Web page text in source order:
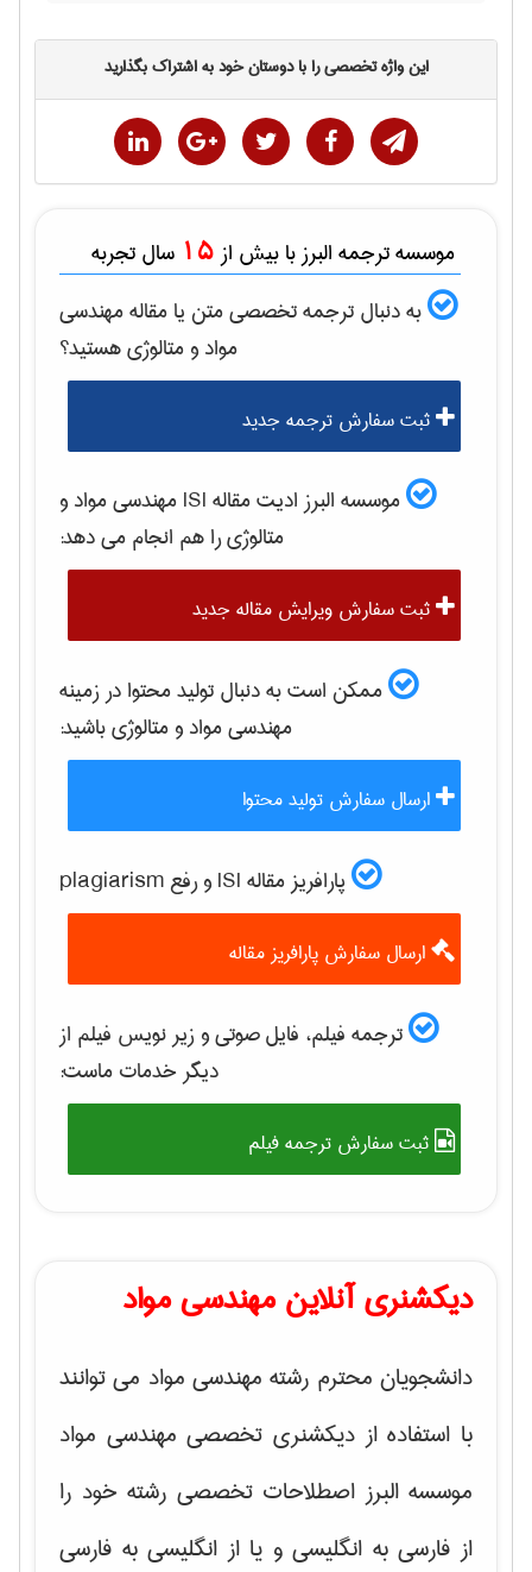
این واژه تخصصی را با دوستان خود به اشتراک بگذارید
موسسه ترجمه البرز با بیش از 15 سال تجربه
به دنبال ترجمه تخصصی متن یا مقالهمهندسی
مواد و متالوژیهستید؟
ثبت سفارش ترجمه جدید
موسسه البرز ادیت مقاله ISI
مهندسی مواد و
متالوژیرا هم انجام می دهد:
ثبت سفارش ویرایش مقاله جدید
ممکن است به دنبال تولید محتوا در زمینه
مهندسی مواد و متالوژیباشید:
ارسال سفارش تولید محتوا
پارافریز مقاله ISI و رفع plagiarism
ارسال سفارش پارافریز مقاله
ترجمه فیلم، فایل صوتی و زیر نویس فیلم از
دیگر خدمات ماست:
ثبت سفارش ترجمه فیلم
دیکشنری آنلاین مهندسی مواد
دانشجویان محترم رشته مهندسی مواد می توانند
با استفاده از دیکشنری تخصصی مهندسی مواد
موسسه البرز اصطلاحات تخصصی رشته خود را
از فارسی به انگلیسی و یا از انگلیسی به فارسی